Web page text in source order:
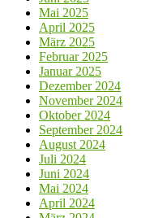
Mai 2025
April 2025
März 2025
Februar 2025
Januar 2025
Dezember 2024
November 2024
Oktober 2024
September 2024
August 2024
Juli 2024
Juni 2024
Mai 2024
April 2024